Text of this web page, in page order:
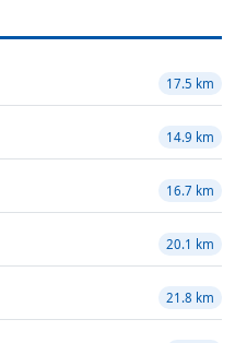
17.5 km
14.9 km
16.7 km
20.1 km
21.8 km